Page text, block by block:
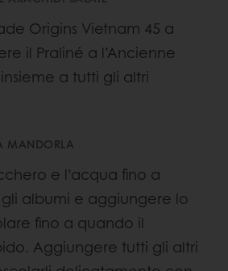
Origins Vietnam 45 a
il Praliné a l’Ancienne
a tutti gli altri
MANDORLA
e l’acqua fino a
gli albumi e aggiungere lo
fino a quando il
Aggiungere tutti gli altri